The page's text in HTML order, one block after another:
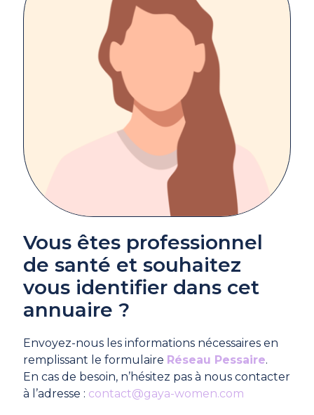
Vous êtes professionnel
de santé et souhaitez
vous identifier dans cet
annuaire ?
Envoyez-nous les informations nécessaires en
remplissant le formulaire Réseau Pessaire.
En cas de besoin, n’hésitez pas à nous contacter
à l’adresse : contact@gaya-women.com